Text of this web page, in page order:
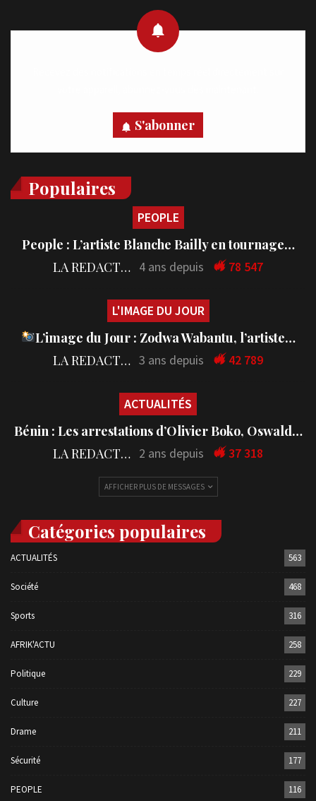
S'abonner
Populaires
PEOPLE
People : L’artiste Blanche Bailly en tournage…
LA REDACTION 4 ans depuis 78 547
L'IMAGE DU JOUR
L’image du Jour : Zodwa Wabantu, l’artiste…
LA REDACTION 3 ans depuis 42 789
ACTUALITÉS
Bénin : Les arrestations d’Olivier Boko, Oswald…
LA REDACTION 2 ans depuis 37 318
AFFICHER PLUS DE MESSAGES
Catégories populaires
ACTUALITÉS 563
Société 468
Sports 316
AFRIK'ACTU 258
Politique 229
Culture 227
Drame 211
Sécurité 177
PEOPLE 116